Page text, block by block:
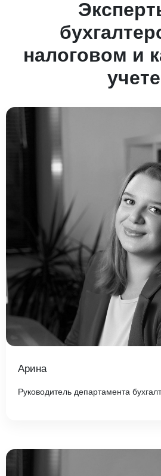
налоговом и
учете
Арина
Руководитель департамента